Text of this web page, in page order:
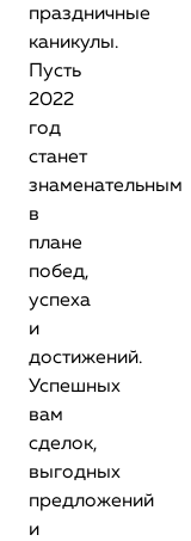
праздничные
каникулы.
Пусть
2022
год
станет
знаменательным
в
плане
побед,
успеха
и
достижений.
Успешных
вам
сделок,
выгодных
предложений
и